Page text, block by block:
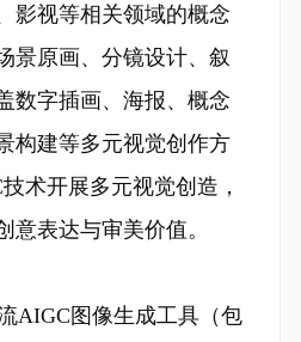
影视等相关领域的概念
景原画、分镜设计、叙
数字插画、海报、概念
构建等多元视觉创作方
术开展多元视觉创造，
意表达与审美价值。
AIGC图像生成工具（包